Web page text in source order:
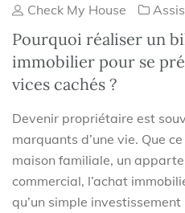
Check My House
Pourquoi réaliser un
immobilier pour se
vices cachés ?
Devenir propriétaire est
marquants d’une vie. Que
maison familiale, un
commercial, l’achat
qu’un simple investissement